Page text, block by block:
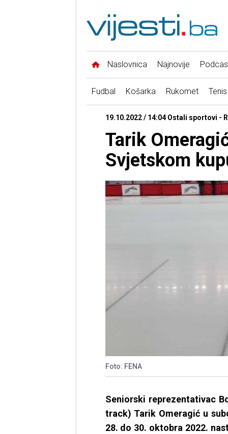
Naslovnica Najnovije
Fudbal Košarka Rukomet Tenis
19.10.2022 / 14:04 Ostali sportovi -
Tarik
Svjetskom
Foto: FENA
Seniorski reprezentativac
track) Tarik Omeragić u
28. do 30. oktobra 2022.